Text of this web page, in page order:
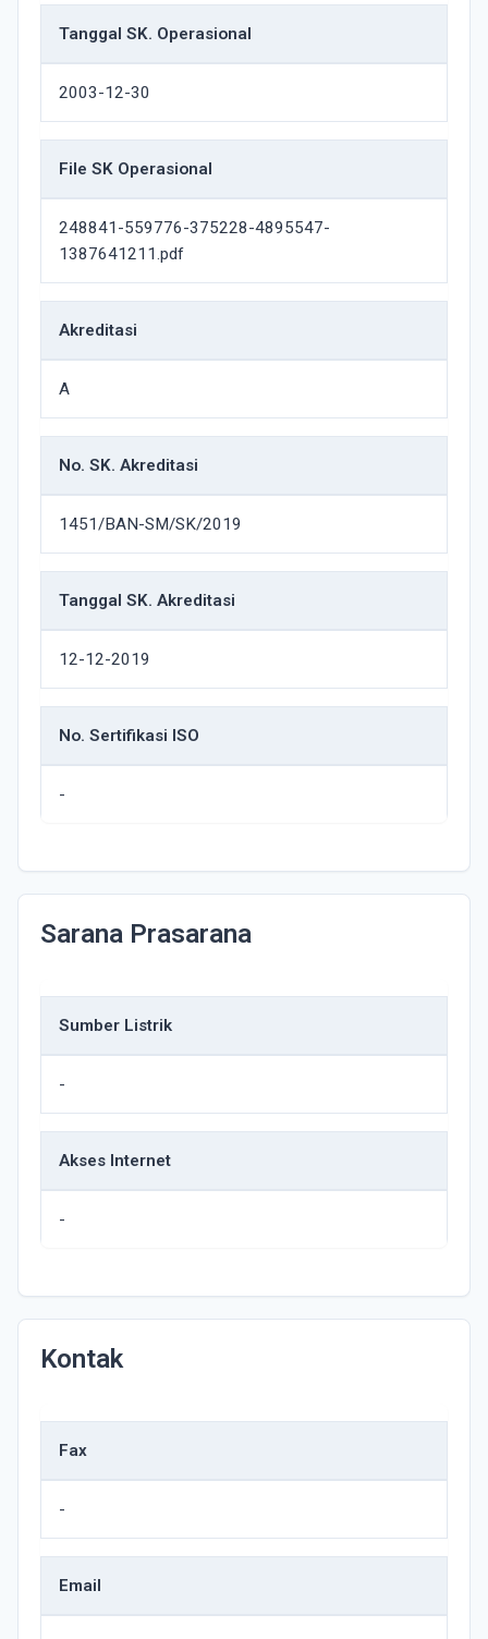
Tanggal SK. Operasional
2003-12-30
File SK Operasional
248841-559776-375228-4895547-
1387641211.pdf
Akreditasi
A
No. SK. Akreditasi
1451/BAN-SM/SK/2019
Tanggal SK. Akreditasi
12-12-2019
No. Sertifikasi ISO
-
Sarana Prasarana
Sumber Listrik
-
Akses Internet
-
Kontak
Fax
-
Email